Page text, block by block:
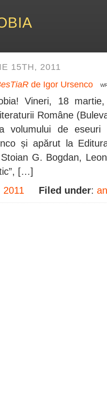
15TH, 2011
de Igor Ursenco
Vineri, 18
Române
volumului de eseuri
și apărut la
G. Bogdan,
[…]
2011 Filed under: